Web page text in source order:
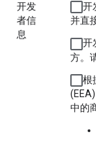
开发
者信
息
开
并直
开
方。
根
中的